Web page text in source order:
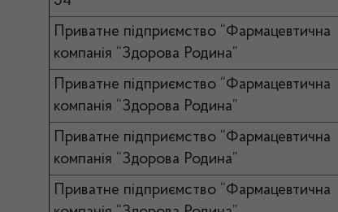
Приватне підприємство “Фармацевтична
компанія “Здорова Родина”
Приватне підприємство “Фармацевтична
компанія “Здорова Родина”
Приватне підприємство “Фармацевтична
компанія “Здорова Родина”
Приватне підприємство “Фармацевтична